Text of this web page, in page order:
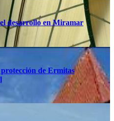
desarrollo en Miramar
de Ermitas